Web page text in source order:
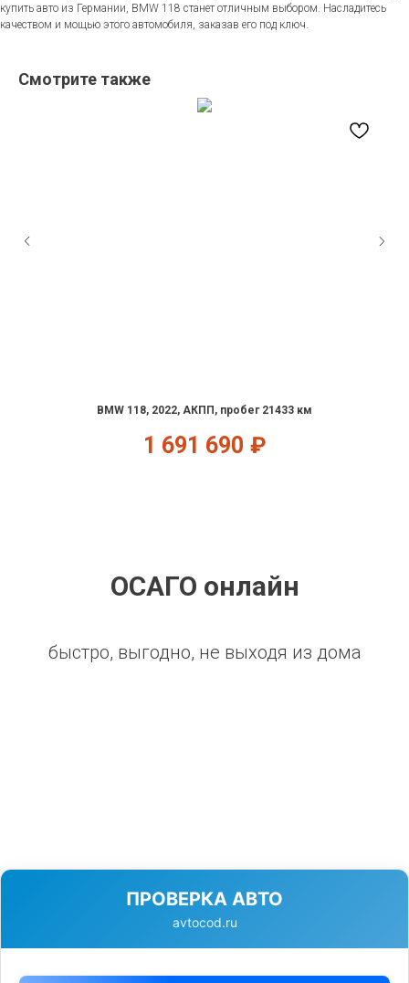
купить авто из Германии, BMW 118 станет отличным выбором. Насладитесь
качеством и мощью этого автомобиля, заказав его под ключ.
Смотрите также
BMW 118, 2022, АКПП, пробег 21433 км
1 691 690 ₽
ОСАГО онлайн
быстро, выгодно, не выходя из дома
ПРОВЕРКА АВТО
avtocod.ru